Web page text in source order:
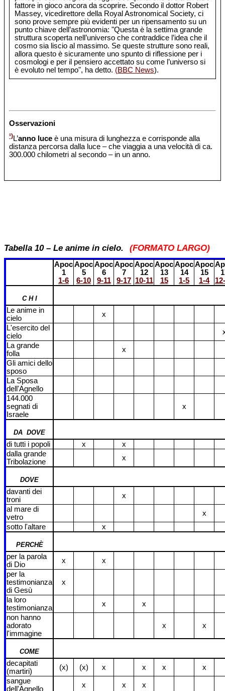
fattore in gioco ancora da scoprire. Secondo il dottor Robert
Massey, vicedirettore della Royal Astronomical Society, ci
sono prove sempre più evidenti per un ripensamento su un
punto chiave dell’astronomia: "Questa è la settima grande
struttura scoperta nell’universo che contraddice l’idea che il
cosmo sia liscio al massimo. Se queste strutture sono reali,
allora questo è sicuramente uno spunto di riflessione per i
cosmologi e per il pensiero accettato su come l’universo si
è evoluto nel tempo", ha detto. (BBC News).
Osservazioni
¹)L’anno luce è una misura di lunghezza e corrisponde alla
distanza percorsa dalla luce – che viaggia a una velocità di ca.
300.000 chilometri al secondo – in un anno.
Tabella 10 – Le anime in cielo. (FORMATO LARGO)
Apoc
1
1-6
Apoc
5
6-10
Apoc
6
9-11
Apoc
7
9-17
Apoc
12
10-11
Apoc
13
15
Apoc
14
1-5
Apoc
15
1-4
C H I
Le anime in
cielo
x
L'esercito del
cielo
La grande
folla
x
Gli amici dello
sposo
La Sposa
dell'Agnello
144.000
segnati di
Israele
x
DA DOVE
di tutti i popoli x
x
dalla grande
Tribolazione
x
DOVE
davanti dei
troni
x
al mare di
vetro
x
sotto l'altare
x
PERCHÈ
per la parola
di Dio
x
x
per la
testimonianza
di Gesù
x
la loro
testimonianza
x
x
non hanno
adorato
l'immagine
x x
COME
decapitati
(martiri)
(x) (x) x x x
x
sangue
dell'Agnello
x x x